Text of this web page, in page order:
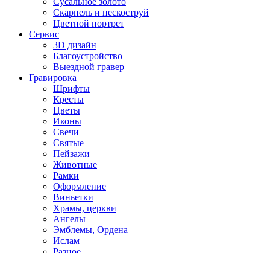
Скарпель и пескоструй
Цветной портрет
Сервис
3D дизайн
Благоустройство
Выездной гравер
Гравировка
Шрифты
Кресты
Цветы
Иконы
Свечи
Святые
Пейзажи
Животные
Рамки
Оформление
Виньетки
Храмы, церкви
Ангелы
Эмблемы, Ордена
Ислам